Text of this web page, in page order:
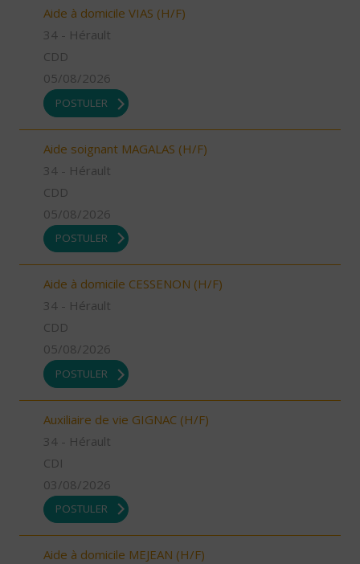
Aide à domicile VIAS (H/F)
34 - Hérault
CDD
05/08/2026
POSTULER
Aide soignant MAGALAS (H/F)
34 - Hérault
CDD
05/08/2026
POSTULER
Aide à domicile CESSENON (H/F)
34 - Hérault
CDD
05/08/2026
POSTULER
Auxiliaire de vie GIGNAC (H/F)
34 - Hérault
CDI
03/08/2026
POSTULER
Aide à domicile MEJEAN (H/F)